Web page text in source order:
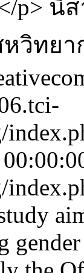
p> นิ
วิทยา